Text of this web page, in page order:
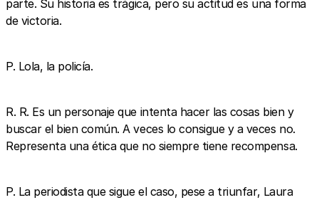
parte. Su historia es trágica, pero su actitud es una forma
de victoria.
P. Lola, la policía.
R. R. Es un personaje que intenta hacer las cosas bien y
buscar el bien común. A veces lo consigue y a veces no.
Representa una ética que no siempre tiene recompensa.
P. La periodista que sigue el caso, pese a triunfar, Laura